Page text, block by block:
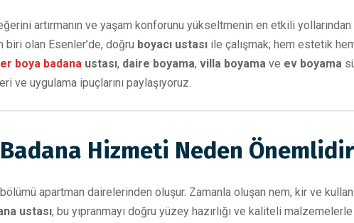
artırmanın ve yaşam konforunu yükseltmenin en etkili yollarından
biri olan Esenler’de, doğru boyacı ustası ile çalışmak; hem estetik
boya badana ustası, daire boyama, villa boyama ve ev boyama
ve uygulama ipuçlarını paylaşıyoruz.
Hizmeti Neden
apartman dairelerinden oluşur. Zamanla oluşan nem, kir ve
ustası, bu yıpranmayı doğru yüzey hazırlığı ve kaliteli